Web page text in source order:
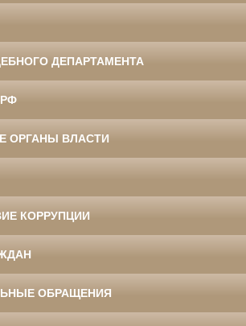
ДЕПАРТАМЕНТА
ОРГАНЫ ВЛАСТИ
КОРРУПЦИИ
ОБРАЩЕНИЯ